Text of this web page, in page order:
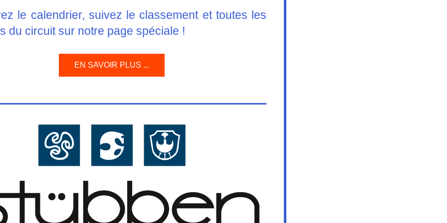
le calendrier, suivez le classement et toutes les
du circuit sur notre page spéciale !
EN SAVOIR PLUS ...